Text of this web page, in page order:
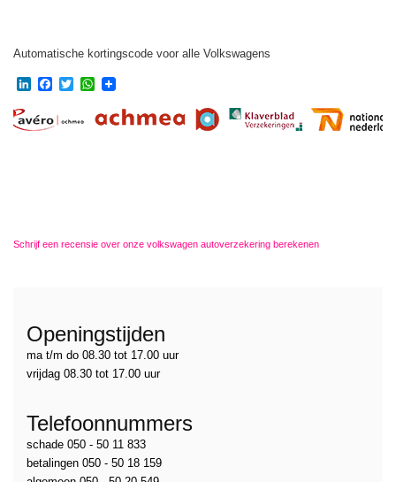
Automatische kortingscode voor alle Volkswagens
LinkedIn
Facebook
TwitterWhatsApp
Schrijf een recensie over onze volkswagen autoverzekering berekenen
Openingstijden
ma t/m do 08.30 tot 17.00 uur
vrijdag 08.30 tot 17.00 uur
Telefoonnummers
schade 050 - 50 11 833
betalingen 050 - 50 18 159